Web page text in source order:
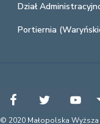
Dział
Portiernia
© 2020 Małopolska